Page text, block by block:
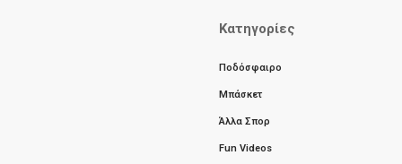
Κατηγορίες
Ποδόσφαιρο
Μπάσκετ
Άλλα Σπορ
Fun Videos